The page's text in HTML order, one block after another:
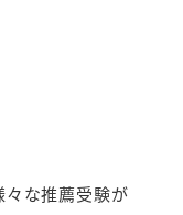
な推薦受験が